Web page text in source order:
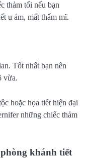
thảm tối nếu bạn
u ám, mất thẩm mĩ.
Tốt nhất bạn nên
vừa.
hoặc họa tiết hiện đại
những chiếc thảm
khánh tiết